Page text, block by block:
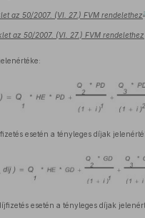
az 50/2007. (VI. 27.) FVM rendelethez
az 50/2007. (VI. 27.) FVM rendelethez
esetén a tényleges díjak
esetén a tényleges díjak